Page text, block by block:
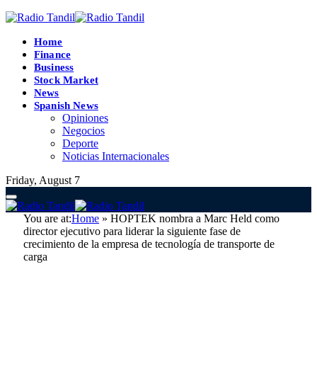
Home
Finance
Business
Stock Market
News
Spanish News
Opiniones
Negocios
Deporte
Noticias Internacionales
Friday, August 7
You are at:Home » HOPTEK nombra a Marc Held como
director ejecutivo para liderar la siguiente fase de
crecimiento de la empresa de tecnología de transporte de
carga